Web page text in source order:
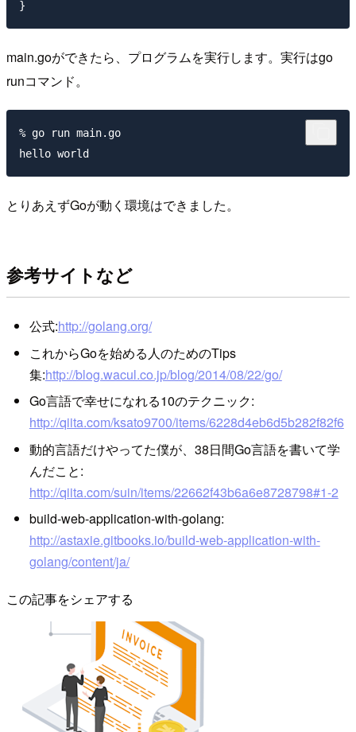
main.goができたら、プログラムを実行します。実行はgo
runコマンド。
% go run
とりあえずGoが動く環境はできました。
参考サイトなど
公式:http://golang.org/
これからGoを始める人のためのTips
集:http://blog.wacul.co.jp/blog/2014/08/22/go/
Go言語で幸せになれる10のテクニック:
http://qiita.com/ksato9700/items/6228d4eb6d5b282f82f6
動的言語だけやってた僕が、38日間Go言語を書いて学
んだこと:
http://qiita.com/suin/items/22662f43b6a6e8728798#1-2
build-web-application-with-golang:
http://astaxie.gitbooks.io/build-web-application-with-
golang/content/ja/
この記事をシェアする